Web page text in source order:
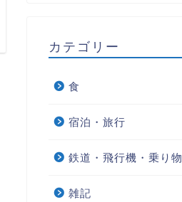
カテゴリー
食
宿泊・旅行
鉄道・飛行機・乗り物
雑記